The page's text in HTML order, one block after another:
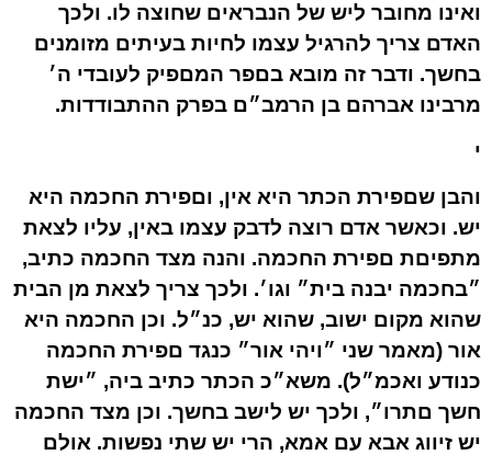
ואינו מחובר ליש של הנבראים שחוצה לו. ולכך
האדם צריך להרגיל עצמו לחיות בעיתים מזומנים
בחשך. ודבר זה מובא בםפר המםפיק לעובדי ה׳
מרבינו אברהם בן הרמב״ם בפרק ההתבודדות.
י
והבן שםפירת הכתר היא אין, וםפירת החכמה היא
יש. וכאשר אדם רוצה לדבק עצמו באין, עליו לצאת
מתפיםת םפירת החכמה. והנה מצד החכמה כתיב,
״בחכמה יבנה בית״ וגו׳. ולכך צריך לצאת מן הבית
שהוא מקום ישוב, שהוא יש, כנ״ל. וכן החכמה היא
אור (מאמר שני ״ויהי אור״ כנגד םפירת החכמה
כנודע ואכמ״ל). משא״כ הכתר כתיב ביה, ״ישת
חשך םתרו״, ולכך יש לישב בחשך. וכן מצד החכמה
יש זיווג אבא עם אמא, הרי יש שתי נפשות. אולם